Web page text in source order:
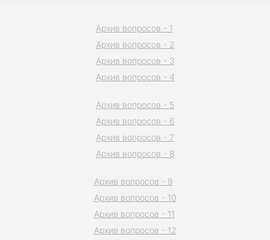
Архив вопросов - 1
Архив вопросов - 2
Архив вопросов - 3
Архив вопросов - 4
Архив вопросов - 5
Архив вопросов - 6
Архив вопросов - 7
Архив вопросов - 8
Архив вопросов - 9
Архив вопросов - 10
Архив вопросов - 11
Архив вопросов - 12